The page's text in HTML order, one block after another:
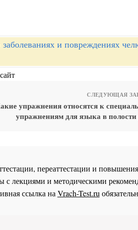
и повреждениях
СЛЕДУЮЩАЯ
упражнения относятся к
упражнениям для языка в полости
переаттестации и
лекциями и методическими
ссылка наVrach-Test.ru